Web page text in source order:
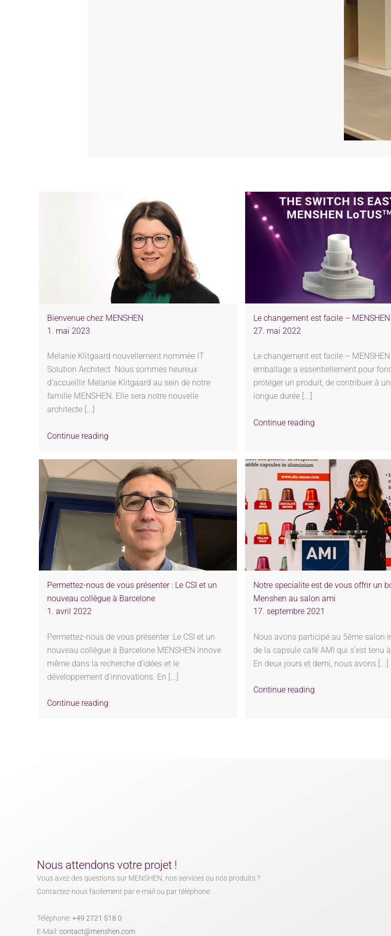
Bienvenue chez MENSHEN
1. mai 2023
Melanie Klitgaard nouvellement nommée IT
Solution Architect Nous sommes heureux
d’accueillir Melanie Klitgaard au sein de notre
famille MENSHEN. Elle sera notre nouvelle
architecte [...]
Continue reading
Le changement est facile –
27. mai 2022
Le changement est facile –
emballage a essentiellement pour
protéger un produit, de contribuer à
longue durée [...]
Continue reading
Permettez-nous de vous présenter : Le CSI et un
nouveau collègue à Barcelone
1. avril 2022
Permettez-nous de vous présenter :Le CSI et un
nouveau collègue à Barcelone MENSHEN innove
même dans la recherche d’idées et le
développement d’innovations. En [...]
Continue reading
Notre specialite est de vous offrir un
Menshen au salon ami
17. septembre 2021
Nous avons participé au 5ème salon
de la capsule café AMI qui s’est tenu
En deux jours et demi, nous avons [...]
Continue reading
Nous attendons votre projet !
Vous avez des questions sur MENSHEN, nos services ou nos produits ?
Contactez-nous facilement par e-mail ou par téléphone.
Téléphone: +49 2721 518 0
E-Mail: contact@menshen.com